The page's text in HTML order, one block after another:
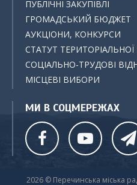
ПУБЛІЧНІ ЗАКУПІВЛІ
ГРОМАДСЬКИЙ БЮДЖЕТ
АУКЦІОНИ, КОНКУРСИ
СТАТУТ
СОЦІАЛЬНО-ТРУДОВІ
МІСЦЕВІ ВИБОРИ
МИ В СОЦМЕРЕЖАХ
2026 © Перечинська міська